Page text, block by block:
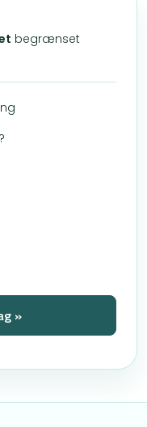
begrænset
»